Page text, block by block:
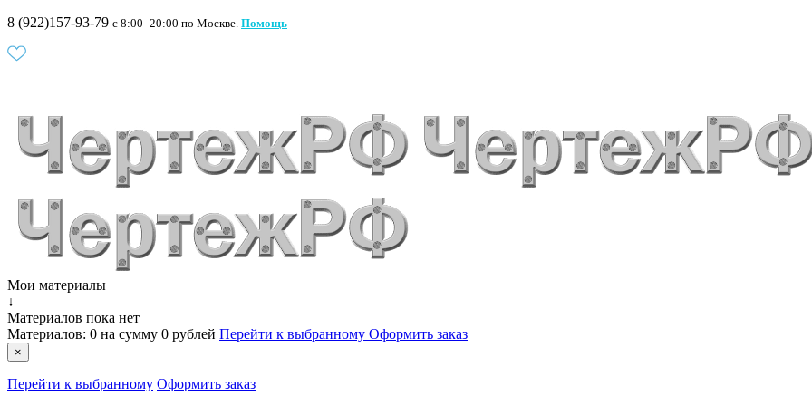
8 (922)157-93-79 c 8:00 -20:00 по Москве. Помощь
Мои материалы
↓
Материалов пока нет
Материалов: 0 на сумму 0 рублей Перейти к выбранному Оформить заказ
×
Перейти к выбранному Оформить заказ